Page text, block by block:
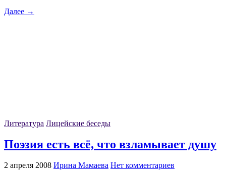
Далее →
Литература Лицейские беседы
Поэзия есть всё, что взламывает душу
2 апреля 2008 Ирина Мамаева Нет комментариев